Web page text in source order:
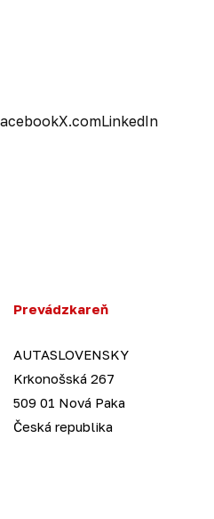
X.comLinkedIn
Prevádzkareň
AUTASLOVENSKY
Krkonošská 267
509 01 Nová Paka
Česká republika